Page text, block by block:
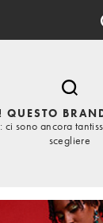
ci sono ancora
scegliere